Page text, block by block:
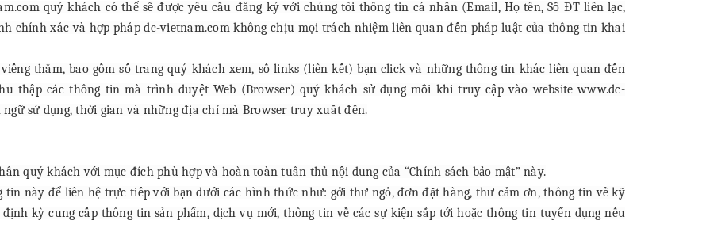
quý khách có thể sẽ được yêu cầu đăng ký với chúng tôi thông tin cá nhân (Email, Họ tên, Số ĐT liên lạc,
chính xác và hợp pháp dc-vietnam.com không chịu mọi trách nhiệm liên quan đến pháp luật của thông tin khai
thăm, bao gồm số trang quý khách xem, số links (liên kết) bạn click và những thông tin khác liên quan đến
thập các thông tin mà trình duyệt Web (Browser) quý khách sử dụng mỗi khi truy cập vào website www.dc-
sử dụng, thời gian và những địa chỉ mà Browser truy xuất đến.
quý khách với mục đích phù hợp và hoàn toàn tuân thủ nội dung của “Chính sách bảo mật” này.
này để liên hệ trực tiếp với bạn dưới các hình thức như: gởi thư ngỏ, đơn đặt hàng, thư cảm ơn, thông tin về kỹ
kỳ cung cấp thông tin sản phẩm, dịch vụ mới, thông tin về các sự kiện sắp tới hoặc thông tin tuyển dụng nếu